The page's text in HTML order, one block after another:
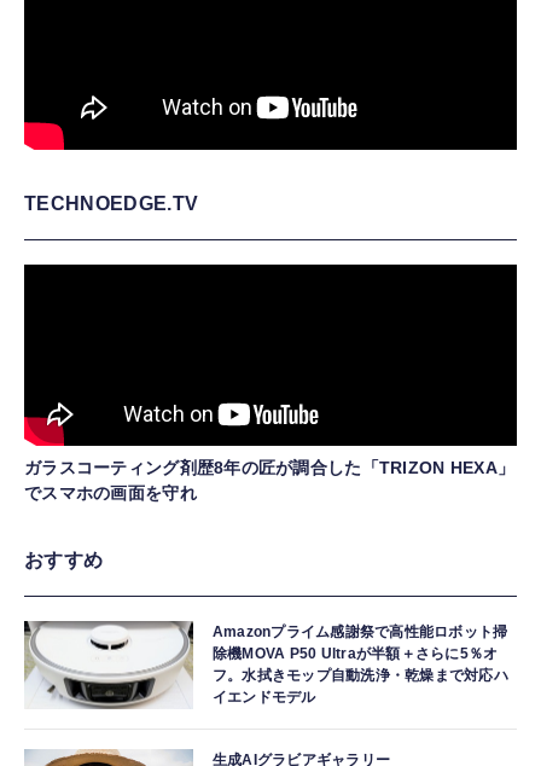
TECHNOEDGE.TV
ガラスコーティング剤歴8年の匠が調合した「TRIZON HEXA」
でスマホの画面を守れ
おすすめ
Amazonプライム感謝祭で高性能ロボット掃
除機MOVA P50 Ultraが半額＋さらに5％オ
フ。水拭きモップ自動洗浄・乾燥まで対応ハ
イエンドモデル
生成AIグラビアギャラリー